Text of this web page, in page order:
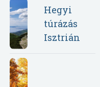
Hegyi
túrázás
Isztrián